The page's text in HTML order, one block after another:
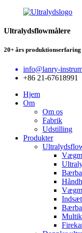
Ultralydsflowmålere
20+ års produktionserfaring
info@lanry-
+86 21-67618991
Hjem
Om
Om os
Fabrik
Udstilling
Produkter